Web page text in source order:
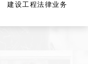
建设工程法律业务